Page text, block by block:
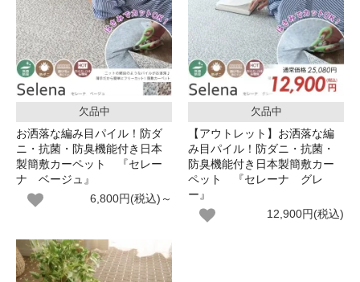
欠品中
お洒落な編み目パイル！防ダ
ニ・抗菌・防臭機能付き日本
製簡敷カーペット 『セレー
ナ ベージュ』
6,800円(税込)～
欠品中
【アウトレット】お洒落な編
み目パイル！防ダニ・抗菌・
防臭機能付き日本製簡敷カー
ペット 『セレーナ グレ
ー』
12,900円(税込)